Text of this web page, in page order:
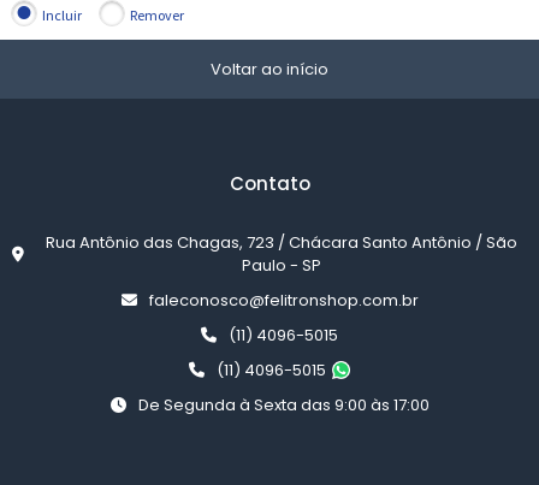
Incluir Remover
Voltar ao início
Contato
Rua Antônio das Chagas, 723 / Chácara Santo Antônio / São
Paulo - SP
faleconosco@felitronshop.com.br
(11) 4096-5015
(11) 4096-5015
De Segunda à Sexta das 9:00 às 17:00